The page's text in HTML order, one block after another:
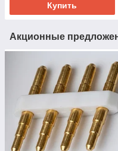
Купить
Акционные